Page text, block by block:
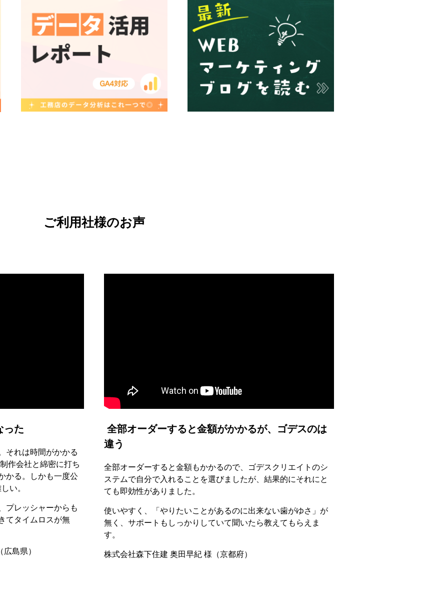
ご利用社様のお声
った
それは時間がかかる
作会社と綿密に打ち
かる。しかも一度公
い。
プレッシャーからも
てタイムロスが無
島県）
全部オーダーすると金額がかかるが、ゴデスのは
違う
全部オーダーすると金額もかかるので、ゴデスクリエイトのシ
ステムで自分で入れることを選びましたが、結果的にそれにと
ても即効性がありました。
使いやすく、「やりたいことがあるのに出来ない歯がゆさ」が
無く、サポートもしっかりしていて聞いたら教えてもらえま
す。
株式会社森下住建 奥田早紀 様（京都府）